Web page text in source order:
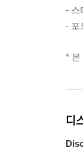
- 스
- 포
* 본
디